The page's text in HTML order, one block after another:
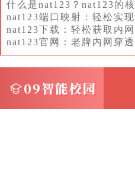
通过定期的安全演练
2.完善密码策略：制
码等要求
确保服务器开机密码
什么是nat123？nat123的
nat123端口映射：轻松实
nat123下载：轻松获取内
nat123官网：老牌内网穿